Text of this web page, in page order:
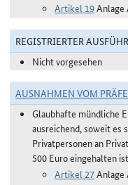
Artikel 19Anlage
REGISTRIERTER
Nicht vorgesehen
AUSNAHMEN VOM
Glaubhafte mündliche
ausreichend, soweit es
Privatpersonen an
500 Euro eingehalten
Artikel 27Anlage